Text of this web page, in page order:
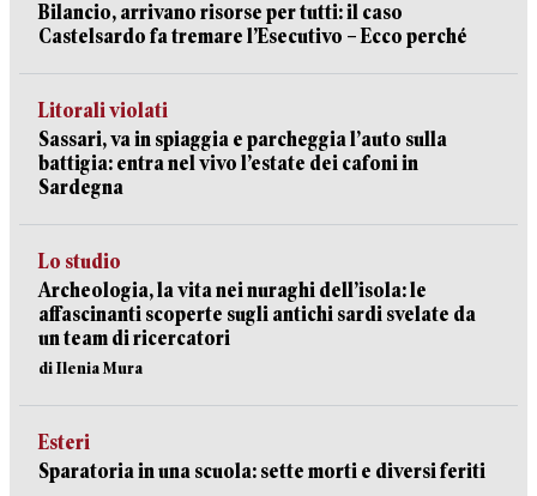
Bilancio, arrivano risorse per tutti: il caso
Castelsardo fa tremare l’Esecutivo – Ecco perché
Litorali violati
Sassari, va in spiaggia e parcheggia l’auto sulla
battigia: entra nel vivo l’estate dei cafoni in
Sardegna
Lo studio
Archeologia, la vita nei nuraghi dell’isola: le
affascinanti scoperte sugli antichi sardi svelate da
un team di ricercatori
di Ilenia Mura
Esteri
Sparatoria in una scuola: sette morti e diversi feriti